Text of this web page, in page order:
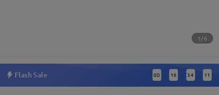
1/6
Flash Sale 0D : 16 : 34 : 10